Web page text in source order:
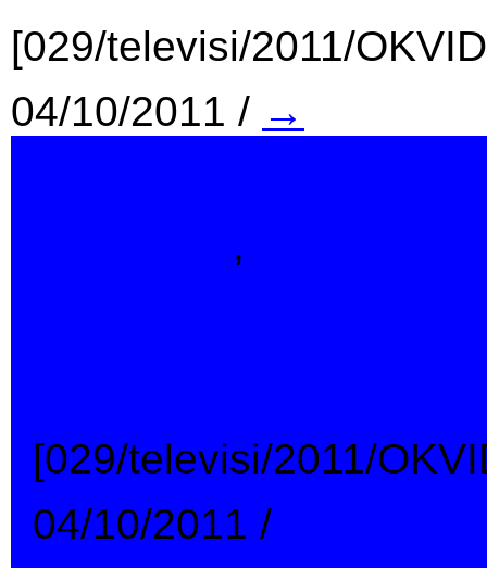
[029/televisi/2011/
04/10/2011 / →
,
[029/televisi/2011/
04/10/2011 /